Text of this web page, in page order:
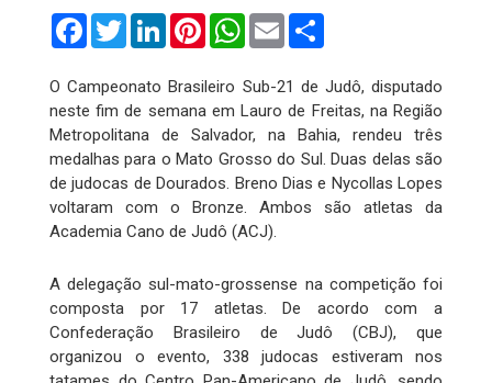
FacebookTwitterLinkedInPinterestWhatsApp
Email
O Campeonato Brasileiro Sub-21 de Judô, disputado
neste fim de semana em Lauro de Freitas, na Região
Metropolitana de Salvador, na Bahia, rendeu três
medalhas para o Mato Grosso do Sul. Duas delas são
de judocas de Dourados. Breno Dias e Nycollas Lopes
voltaram com o Bronze. Ambos são atletas da
Academia Cano de Judô (ACJ).
A delegação sul-mato-grossense na competição foi
composta por 17 atletas. De acordo com a
Confederação Brasileiro de Judô (CBJ), que
organizou o evento, 338 judocas estiveram nos